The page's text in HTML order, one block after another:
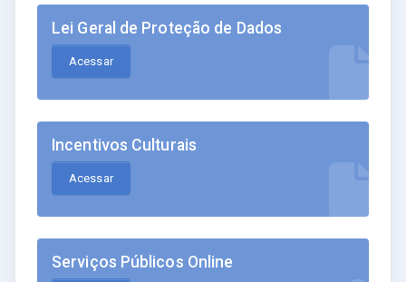
Lei Geral de Proteção de Dados
Acessar
Incentivos Culturais
Acessar
Serviços Públicos Online